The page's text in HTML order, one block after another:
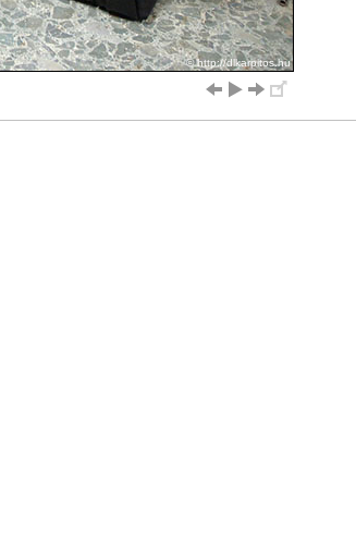
© http://dlkarpitos.hu